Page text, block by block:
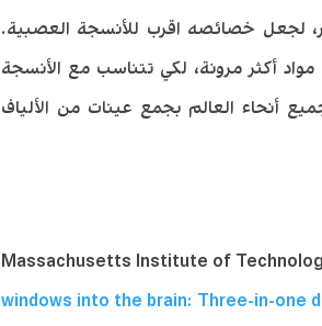
لجعل خصائصه اقرب للأنسجة العصبية.
أكثر مرونة، لكي تتناسب مع الأنسجة
أنحاء العالم بجمع عينات من الألياف
Massachusetts Institute of
windows into the brain: Three-in-one